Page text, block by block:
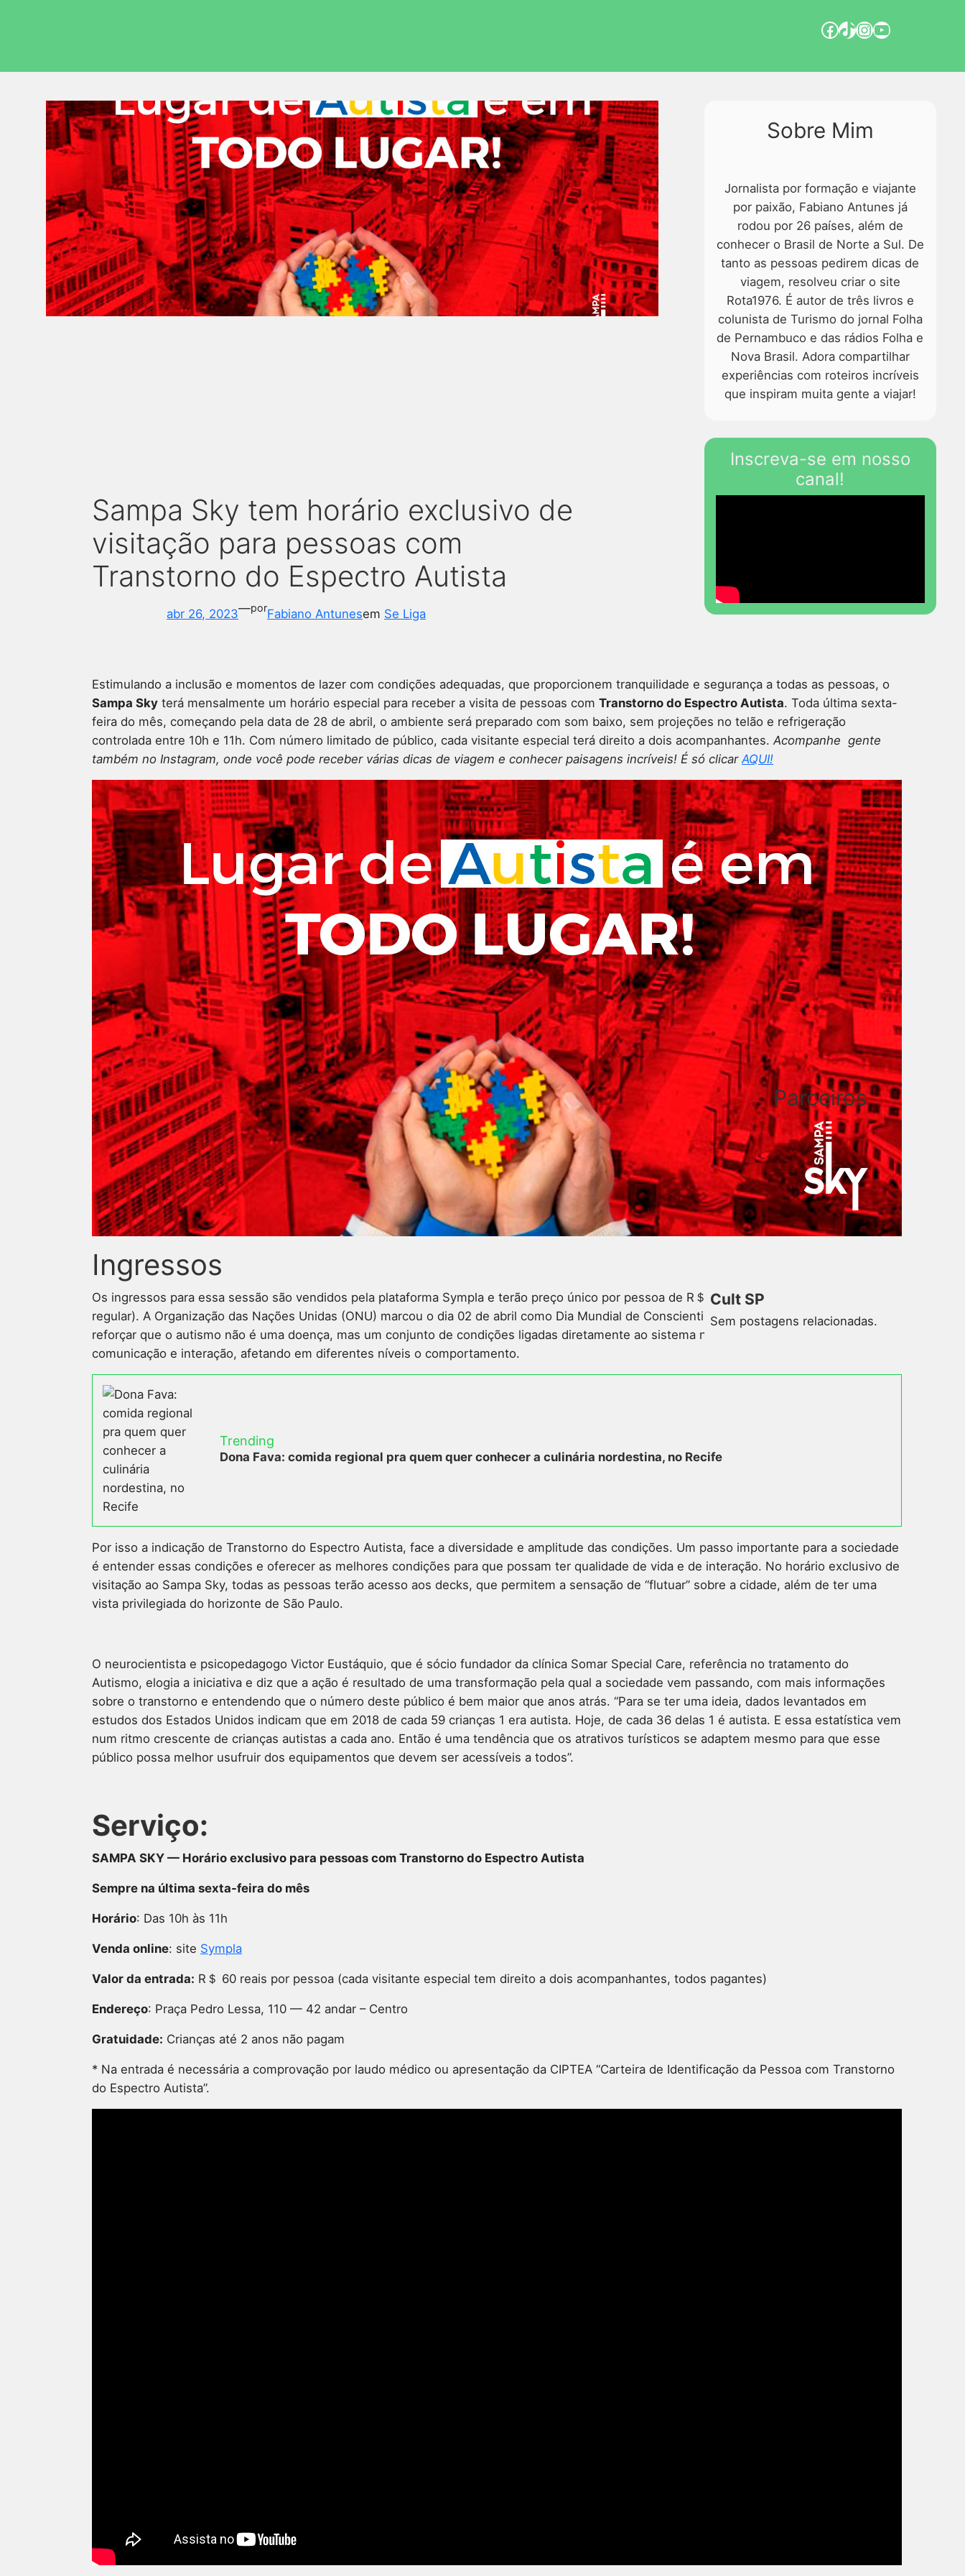
Sampa Sky tem horário exclusivo de
visitação para pessoas com
Transtorno do Espectro Autista
abr 26, 2023—porFabiano Antunesem Se Liga
Estimulando a inclusão e momentos de lazer com condições adequadas, que proporcionem tranquilidade e segurança a todas as pessoas, o
Sampa Sky terá mensalmente um horário especial para receber a visita de pessoas com Transtorno do Espectro Autista. Toda última sexta-
feira do mês, começando pela data de 28 de abril, o ambiente será preparado com som baixo, sem projeções no telão e refrigeração
controlada entre 10h e 11h. Com número limitado de público, cada visitante especial terá direito a dois acompanhantes.Acompanhe gente
também no Instagram, onde você pode receber várias dicas de viagem e conhecer paisagens incríveis! É só clicarAQUI!
Ingressos
Os ingressos para essa sessão são vendidos pela plataforma Sympla e terão preço único por pessoa de R＄ 60 (valor da meia entrada
regular). A Organização das Nações Unidas (ONU) marcou o dia 02 de abril como Dia Mundial de Conscientização do Autismo. É importante
reforçar que o autismo não é uma doença, mas um conjunto de condições ligadas diretamente ao sistema neurológico e a capacidade de
comunicação e interação, afetando em diferentes níveis o comportamento.
Trending
Dona Fava: comida regional pra quem quer conhecer a culinária nordestina, no Recife
Por isso a indicação de Transtorno do Espectro Autista, face a diversidade e amplitude das condições. Um passo importante para a sociedade
é entender essas condições e oferecer as melhores condições para que possam ter qualidade de vida e de interação. No horário exclusivo de
visitação ao Sampa Sky, todas as pessoas terão acesso aos decks, que permitem a sensação de “flutuar” sobre a cidade, além de ter uma
vista privilegiada do horizonte de São Paulo.
O neurocientista e psicopedagogo Victor Eustáquio, que é sócio fundador da clínica Somar Special Care, referência no tratamento do
Autismo, elogia a iniciativa e diz que a ação é resultado de uma transformação pela qual a sociedade vem passando, com mais informações
sobre o transtorno e entendendo que o número deste público é bem maior que anos atrás. “Para se ter uma ideia, dados levantados em
estudos dos Estados Unidos indicam que em 2018 de cada 59 crianças 1 era autista. Hoje, de cada 36 delas 1 é autista. E essa estatística vem
num ritmo crescente de crianças autistas a cada ano. Então é uma tendência que os atrativos turísticos se adaptem mesmo para que esse
público possa melhor usufruir dos equipamentos que devem ser acessíveis a todos”.
Serviço:
SAMPA SKY — Horário exclusivo para pessoas com Transtorno do Espectro Autista
Sempre na última sexta-feira do mês
Horário: Das 10h às 11h
Venda online: site Sympla
Valor da entrada: R＄ 60 reais por pessoa (cada visitante especial tem direito a dois acompanhantes, todos pagantes)
Endereço: Praça Pedro Lessa, 110 — 42 andar – Centro
Gratuidade: Crianças até 2 anos não pagam
* Na entrada é necessária a comprovação por laudo médico ou apresentação da CIPTEA “Carteira de Identificação da Pessoa com Transtorno
do Espectro Autista”.
Sobre Mim
Jornalista por formação e viajante
por paixão, Fabiano Antunes já
rodou por 26 países, além de
conhecer o Brasil de Norte a Sul. De
tanto as pessoas pedirem dicas de
viagem, resolveu criar o site
Rota1976. É autor de três livros e
colunista de Turismo do jornal Folha
de Pernambuco e das rádios Folha e
Nova Brasil. Adora compartilhar
experiências com roteiros incríveis
que inspiram muita gente a viajar!
Inscreva-se em nosso
canal!
Parceiros
Cult SP
Sem postagens relacionadas.